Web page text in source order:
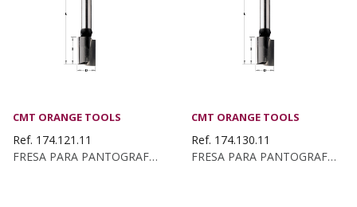
CMT ORANGE TOOLS
Ref. 174.121.11
FRESA PARA PANTOGRAFO Z2+1 HW D:12X40X90 S:8 DX
CMT ORANGE TOOLS
Ref. 174.130.11
FRESA PARA PANTOGRAFO Z2+1 HW D:13X20 S:8 DX